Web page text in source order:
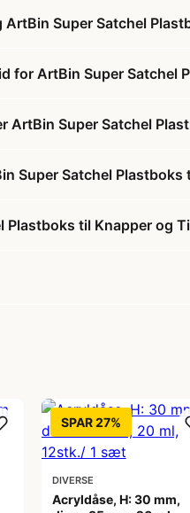
Super Satchel
for ArtBin Super
ArtBin Super Satchel
Super Satchel
Plastboks til Knapper og
SPAR 27%
DIVERSE
Acryldåse, H: 30 mm,